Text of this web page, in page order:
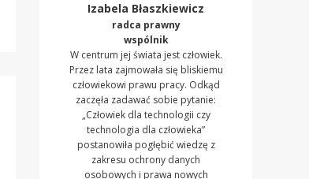
Izabela Błaszkiewicz
radca prawny
wspólnik
W centrum jej świata jest człowiek.
Przez lata zajmowała się bliskiemu
człowiekowi prawu pracy. Odkąd
zaczęła zadawać sobie pytanie:
„Człowiek dla technologii czy
technologia dla człowieka”
postanowiła pogłębić wiedzę z
zakresu ochrony danych
osobowych i prawa nowych